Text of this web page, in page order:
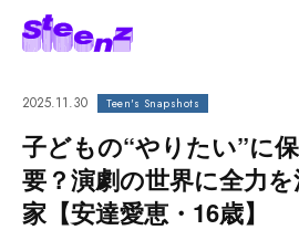
2025.11.30 Teen's Snapshots
子どもの“やりたい”に
要？演劇の世界に全力
家【安達愛恵・16歳】